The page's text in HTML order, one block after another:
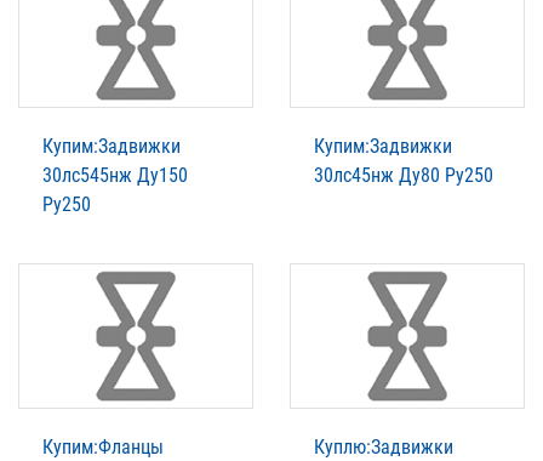
Купим:Задвижки
30лс545нж Ду150
Ру250
Купим:Задвижки
30лс45нж Ду80 Ру250
Купим:Фланцы
Куплю:Задвижки